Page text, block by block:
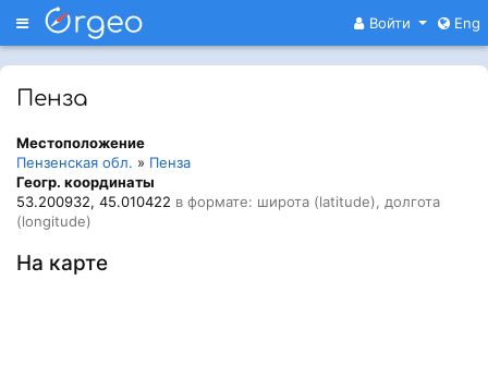
Меню Войти Eng
Пенза
Местоположение
Пензенская обл. » Пенза
Геогр. координаты
53.200932, 45.010422 в формате: широта (latitude), долгота
(longitude)
На карте